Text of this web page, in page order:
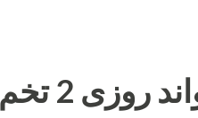
2 تخم بگذارد؟